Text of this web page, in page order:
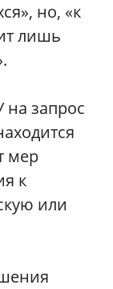
но, «к
лишь
запрос
мер
к
или